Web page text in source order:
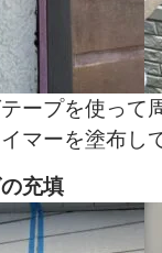
ープを使って
マーを塗布し
充填